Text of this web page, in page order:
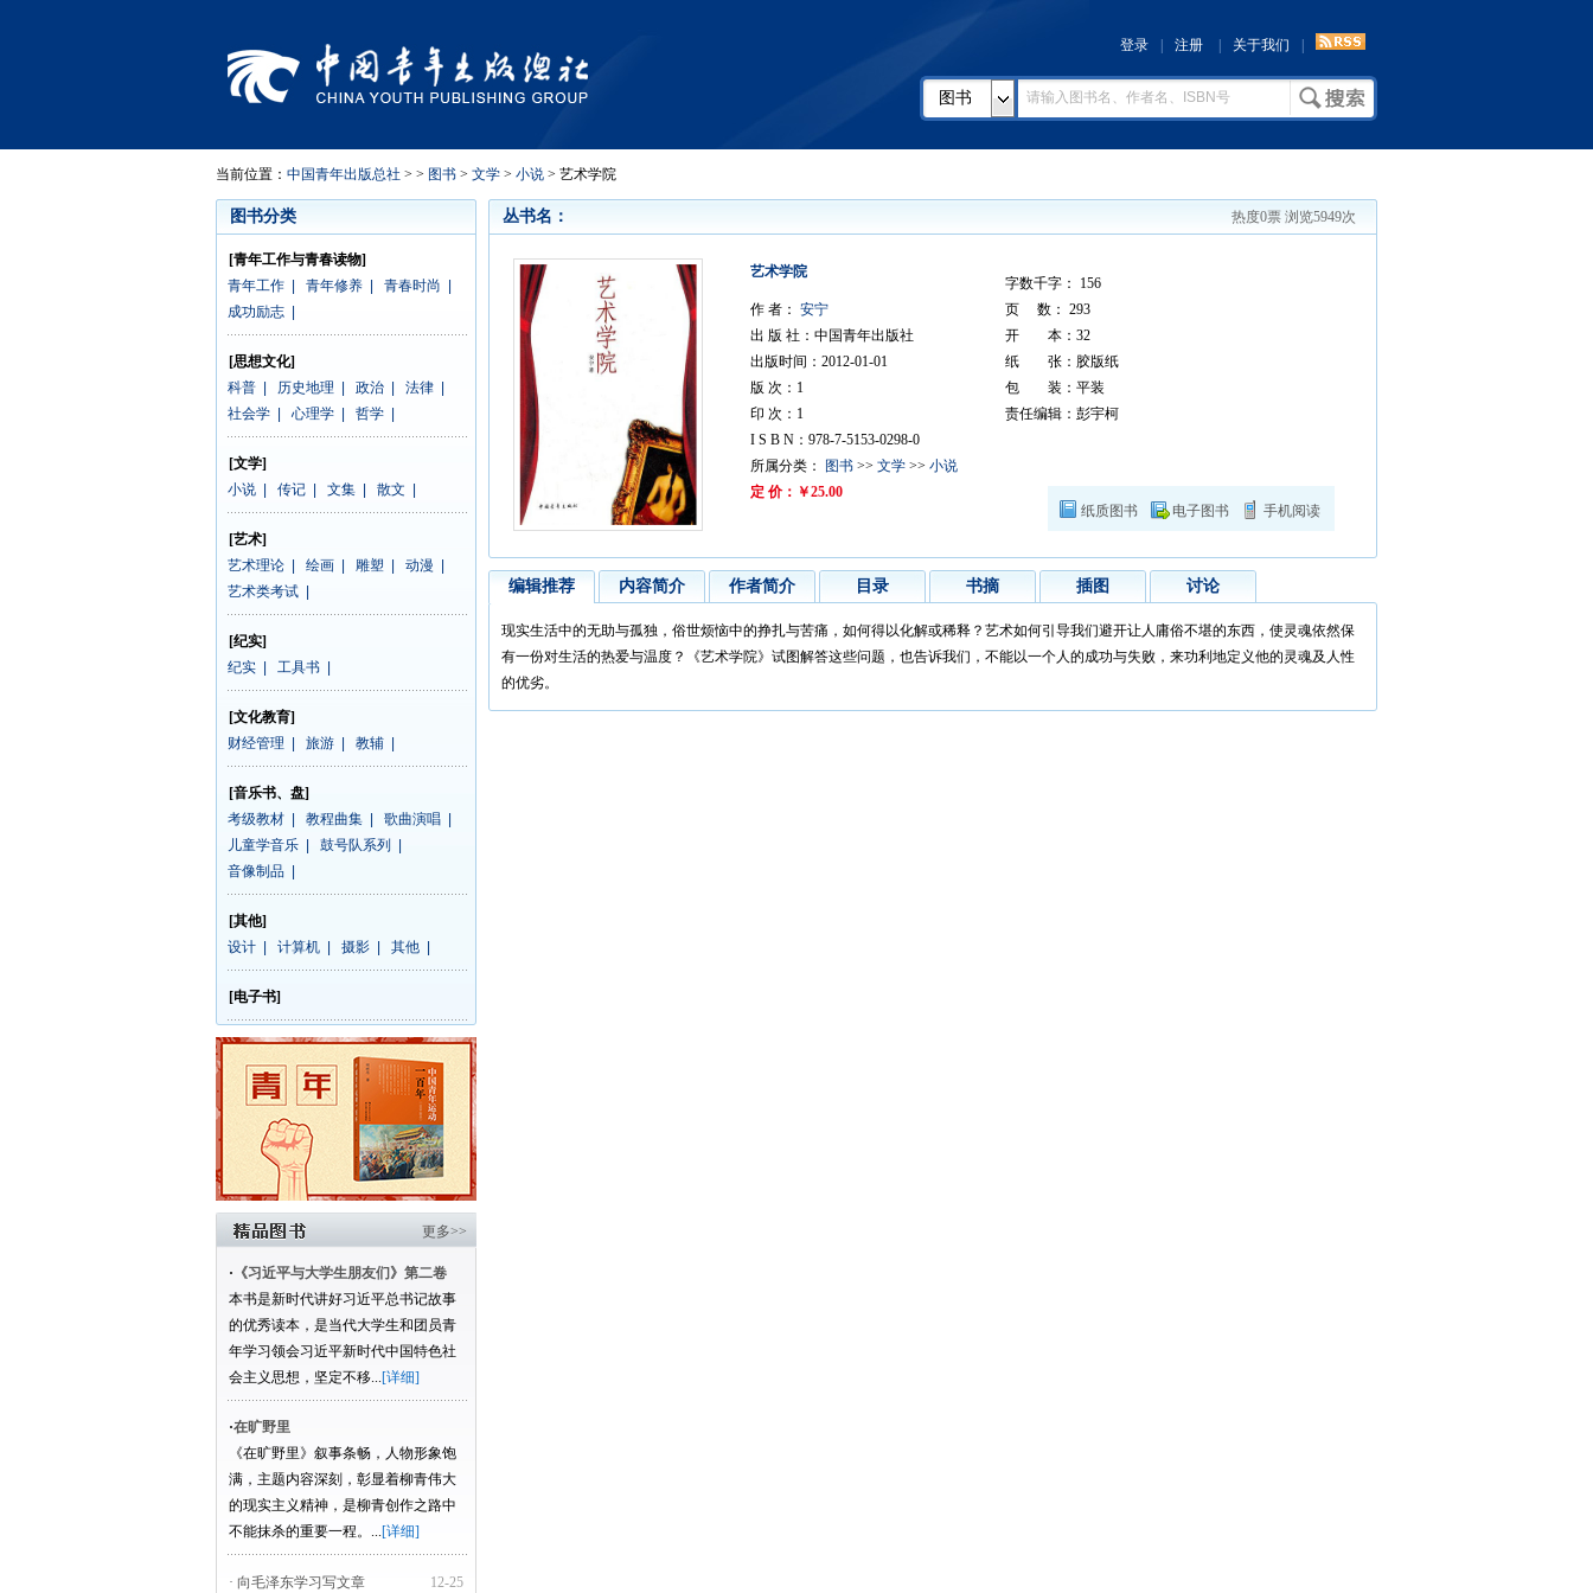
登录 注册 关于我们
图书
当前位置： 中国青年出版总社 > > 图书 > 文学 > 小说 > 艺术学院
图书分类
[青年工作与青春读物]
青年工作
青年修养 青春时尚
成功励志
[思想文化]
科普
历史地理 政治 法律
社会学
心理学 哲学
[文学]
小说
传记 文集 散文
[艺术]
艺术理论
绘画 雕塑 动漫
艺术类考试
[纪实]
纪实
工具书
[文化教育]
财经管理
旅游 教辅
[音乐书、盘]
考级教材
教程曲集 歌曲演唱
儿童学音乐
鼓号队系列
音像制品
[其他]
设计
计算机 摄影 其他
[电子书]
更多>>
· 《习近平与大学生朋友们》第二卷
本书是新时代讲好习近平总书记故事
的优秀读本，是当代大学生和团员青
年学习领会习近平新时代中国特色社
会主义思想，坚定不移...[详细]
·在旷野里
《在旷野里》叙事条畅，人物形象饱
满，主题内容深刻，彰显着柳青伟大
的现实主义精神，是柳青创作之路中
不能抹杀的重要一程。...[详细]
12-25
· 向毛泽东学习写文章
热度0票 浏览5949次
丛书名：
纸质图书 电子图书 手机阅读
艺术学院
作 者： 安宁
出 版 社：中国青年出版社
出版时间：2012-01-01
版 次：1
印 次：1
I S B N：978-7-5153-0298-0
所属分类：
图书 >> 文学 >> 小说
定 价：￥25.00
字数千字： 156
页 数： 293
开 本：32
纸 张：胶版纸
包 装：平装
责任编辑：彭宇柯
编辑推荐 内容简介 作者简介 目录 书摘 插图 讨论
现实生活中的无助与孤独，俗世烦恼中的挣扎与苦痛，如何得以化解或稀释？艺术如何引导我们避开让人庸俗不堪的东西，使灵魂依然保
有一份对生活的热爱与温度？《艺术学院》试图解答这些问题，也告诉我们，不能以一个人的成功与失败，来功利地定义他的灵魂及人性
的优劣。